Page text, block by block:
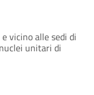
vicino alle sedi di
unitari di